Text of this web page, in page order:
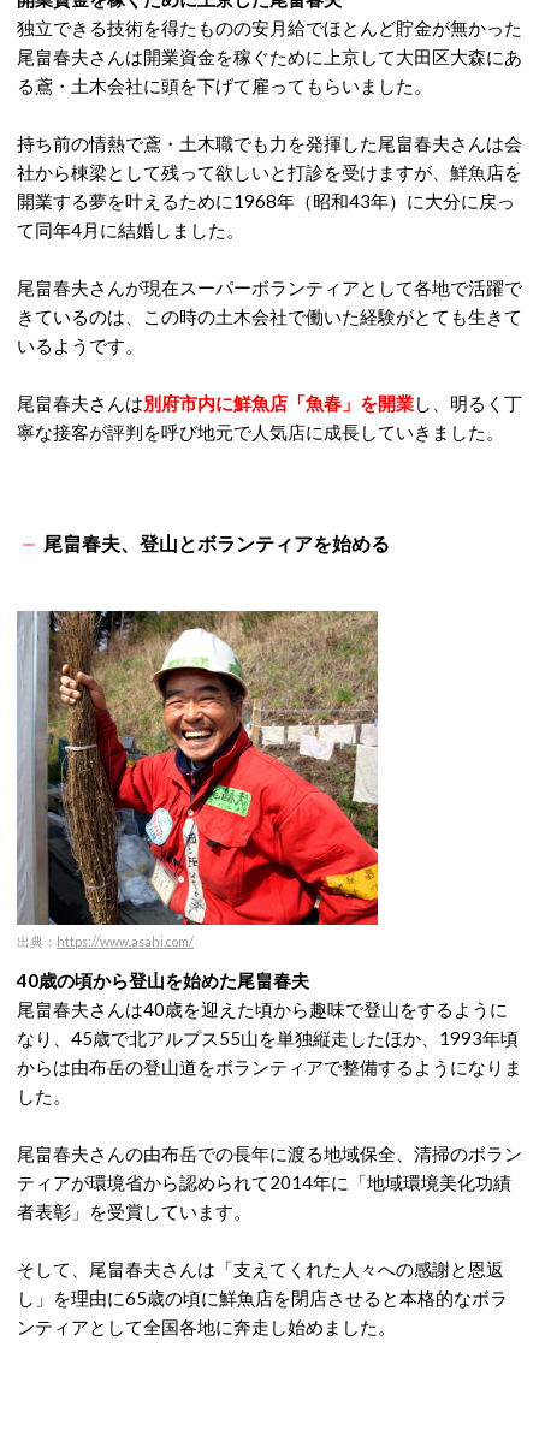
独立できる技術を得たものの安月給でほとんど貯金が無かった
尾畠春夫さんは開業資金を稼ぐために上京して大田区大森にあ
る鳶・土木会社に頭を下げて雇ってもらいました。
持ち前の情熱で鳶・土木職でも力を発揮した尾畠春夫さんは会
社から棟梁として残って欲しいと打診を受けますが、鮮魚店を
開業する夢を叶えるために1968年（昭和43年）に大分に戻っ
て同年4月に結婚しました。
尾畠春夫さんが現在スーパーボランティアとして各地で活躍で
きているのは、この時の土木会社で働いた経験がとても生きて
いるようです。
尾畠春夫さんは別府市内に鮮魚店「魚春」を開業し、明るく丁
寧な接客が評判を呼び地元で人気店に成長していきました。
尾畠春夫、登山とボランティアを始める
出典： https://www.asahi.com/
40歳の頃から登山を始めた尾畠春夫
尾畠春夫さんは40歳を迎えた頃から趣味で登山をするように
なり、45歳で北アルプス55山を単独縦走したほか、1993年頃
からは由布岳の登山道をボランティアで整備するようになりま
した。
尾畠春夫さんの由布岳での長年に渡る地域保全、清掃のボラン
ティアが環境省から認められて2014年に「地域環境美化功績
者表彰」を受賞しています。
そして、尾畠春夫さんは「支えてくれた人々への感謝と恩返
し」を理由に65歳の頃に鮮魚店を閉店させると本格的なボラ
ンティアとして全国各地に奔走し始めました。